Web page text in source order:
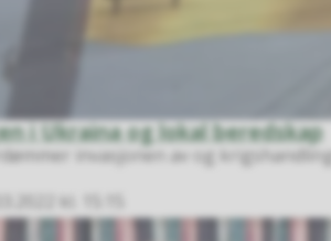
i Ukraina og lokal beredskap
invasjonen av og
kl. 15:15